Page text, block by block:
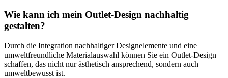
Wie kann ich mein Outlet-Design nachhaltig
gestalten?
Durch die Integration nachhaltiger Designelemente und eine
umweltfreundliche Materialauswahl können Sie ein Outlet-Design
schaffen, das nicht nur ästhetisch ansprechend, sondern auch
umweltbewusst ist.